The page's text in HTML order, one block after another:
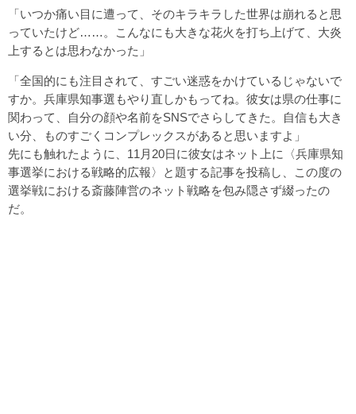
「いつか痛い目に遭って、そのキラキラした世界は崩れると思
っていたけど……。こんなにも大きな花火を打ち上げて、大炎
上するとは思わなかった」
「全国的にも注目されて、すごい迷惑をかけているじゃないで
すか。兵庫県知事選もやり直しかもってね。彼女は県の仕事に
関わって、自分の顔や名前をSNSでさらしてきた。自信も大き
い分、ものすごくコンプレックスがあると思いますよ」
先にも触れたように、11月20日に彼女はネット上に〈兵庫県知
事選挙における戦略的広報〉と題する記事を投稿し、この度の
選挙戦における斎藤陣営のネット戦略を包み隠さず綴ったの
だ。